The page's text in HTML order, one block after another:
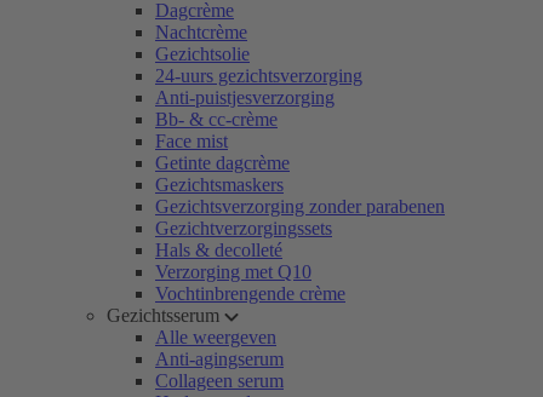
Dagcrème
Nachtcrème
Gezichtsolie
24-uurs gezichtsverzorging
Anti-puistjesverzorging
Bb- & cc-crème
Face mist
Getinte dagcrème
Gezichtsmaskers
Gezichtsverzorging zonder parabenen
Gezichtverzorgingssets
Hals & decolleté
Verzorging met Q10
Vochtinbrengende crème
Gezichtsserum
Alle weergeven
Anti-agingserum
Collageen serum